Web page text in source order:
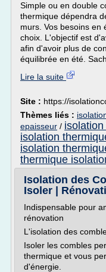
Simple ou en double
thermique dépendra
murs. Vos besoins en
choix. L'objectif est
afin d'avoir plus de
équilibrée en été.
Lire la suite
Site : https://
Thèmes liés :
epaisseur /
isolation
isolation
thermique
Isolation des
Isoler |
Indispensable pour
rénovation
L'isolation des
Isoler les combles
thermique et vous
d'énergie.